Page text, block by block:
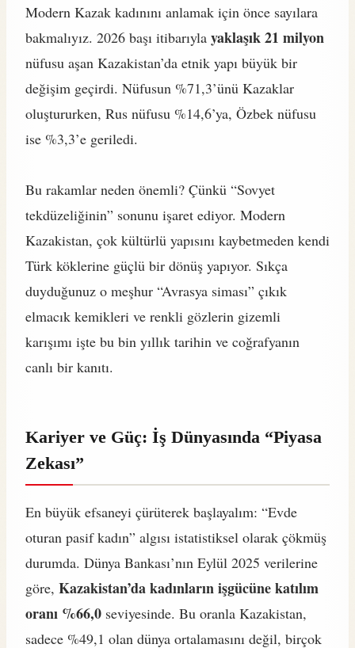
Modern Kazak kadınını anlamak için önce sayılara
bakmalıyız. 2026 başı itibarıyla yaklaşık 21 milyon
nüfusu aşan Kazakistan’da etnik yapı büyük bir
değişim geçirdi. Nüfusun %71,3’ünü Kazaklar
oluştururken, Rus nüfusu %14,6’ya, Özbek nüfusu
ise %3,3’e geriledi.
Bu rakamlar neden önemli? Çünkü “Sovyet
tekdüzeliğinin” sonunu işaret ediyor. Modern
Kazakistan, çok kültürlü yapısını kaybetmeden kendi
Türk köklerine güçlü bir dönüş yapıyor. Sıkça
duyduğunuz o meşhur “Avrasya siması” çıkık
elmacık kemikleri ve renkli gözlerin gizemli
karışımı işte bu bin yıllık tarihin ve coğrafyanın
canlı bir kanıtı.
Kariyer ve Güç: İş Dünyasında “Piyasa
Zekası”
En büyük efsaneyi çürüterek başlayalım: “Evde
oturan pasif kadın” algısı istatistiksel olarak çökmüş
durumda. Dünya Bankası’nın Eylül 2025 verilerine
göre, Kazakistan’da kadınların işgücüne katılım
oranı %66,0 seviyesinde. Bu oranla Kazakistan,
sadece %49,1 olan dünya ortalamasını değil, birçok